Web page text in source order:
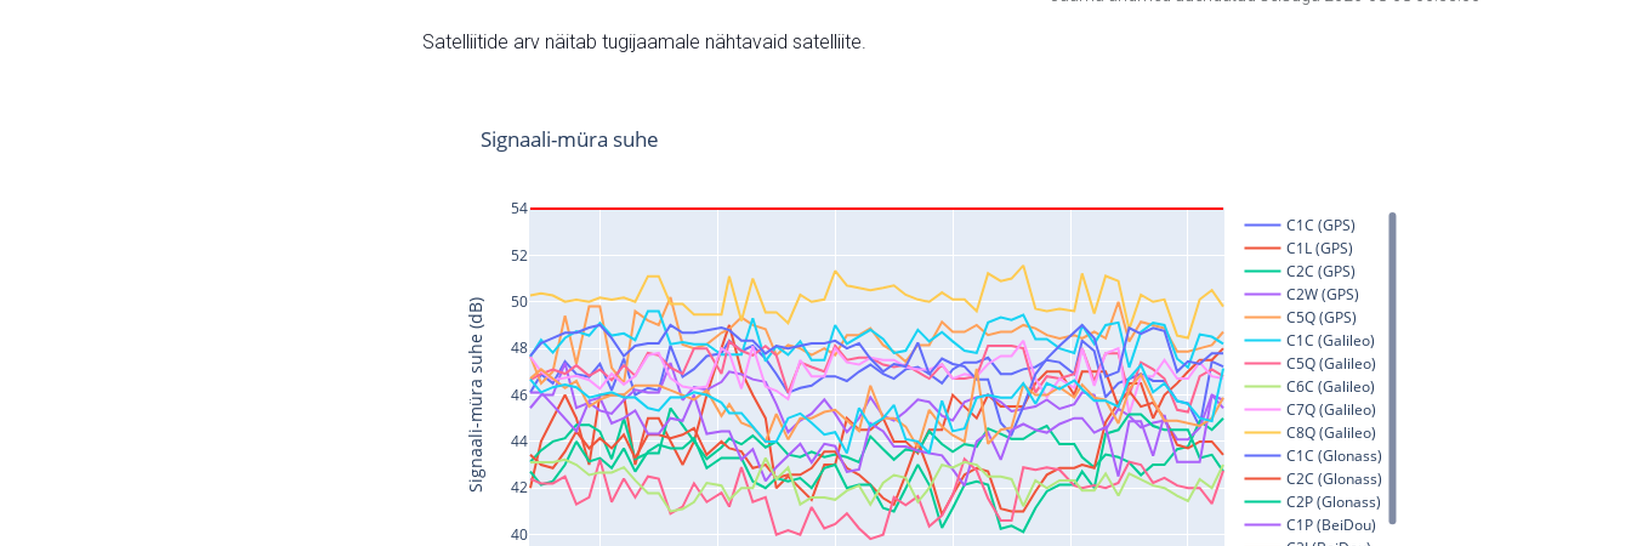
Satelliitide arv näitab tugijaamale nähtavaid satelliite.